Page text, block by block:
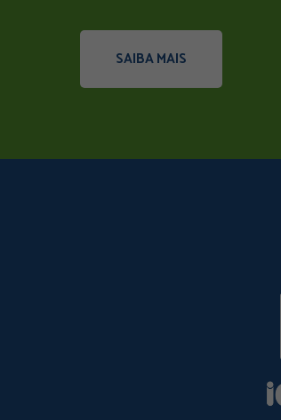
SAIBA MAIS